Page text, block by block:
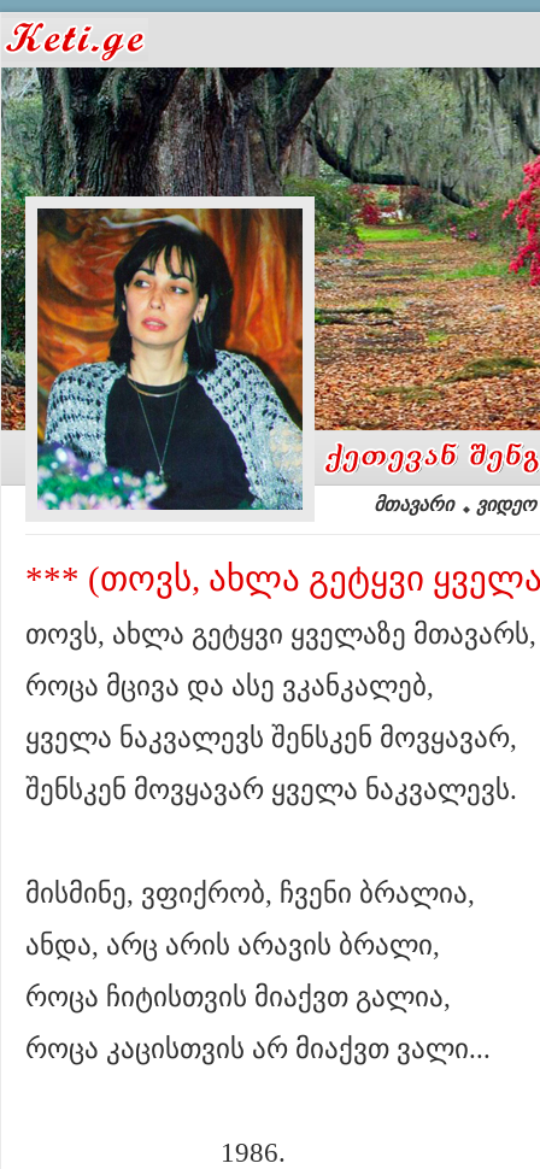
მთავარი ვიდეო
*** (თოვს, ახლა გეტყვი
თოვს, ახლა გეტყვი ყველაზე მთავარს,
როცა მცივა და ასე ვკანკალებ,
ყველა ნაკვალევს შენსკენ მოვყავარ,
შენსკენ მოვყავარ ყველა ნაკვალევს.
მისმინე, ვფიქრობ, ჩვენი ბრალია,
ანდა, არც არის არავის ბრალი,
როცა ჩიტისთვის მიაქვთ გალია,
როცა კაცისთვის არ მიაქვთ ვალი...
1986.